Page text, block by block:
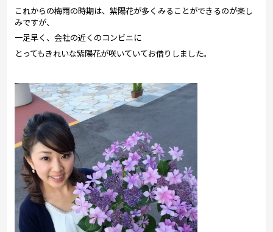
これからの梅雨の時期は、紫陽花が多くみることができるのが楽し
みですが、
一足早く、会社の近くのコンビニに
とってもきれいな紫陽花が咲いていてお借りしました。